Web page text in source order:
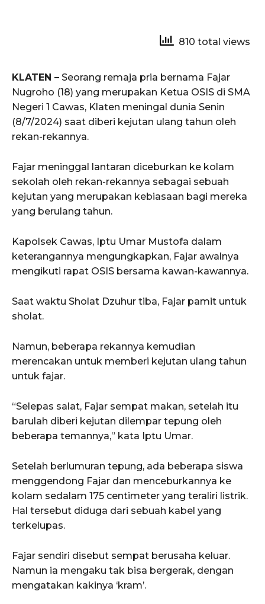
810 total views
KLATEN – Seorang remaja pria bernama Fajar
Nugroho (18) yang merupakan Ketua OSIS di SMA
Negeri 1 Cawas, Klaten meningal dunia Senin
(8/7/2024) saat diberi kejutan ulang tahun oleh
rekan-rekannya.
Fajar meninggal lantaran diceburkan ke kolam
sekolah oleh rekan-rekannya sebagai sebuah
kejutan yang merupakan kebiasaan bagi mereka
yang berulang tahun.
Kapolsek Cawas, Iptu Umar Mustofa dalam
keterangannya mengungkapkan, Fajar awalnya
mengikuti rapat OSIS bersama kawan-kawannya.
Saat waktu Sholat Dzuhur tiba, Fajar pamit untuk
sholat.
Namun, beberapa rekannya kemudian
merencakan untuk memberi kejutan ulang tahun
untuk fajar.
“Selepas salat, Fajar sempat makan, setelah itu
barulah diberi kejutan dilempar tepung oleh
beberapa temannya,” kata Iptu Umar.
Setelah berlumuran tepung, ada beberapa siswa
menggendong Fajar dan menceburkannya ke
kolam sedalam 175 centimeter yang teraliri listrik.
Hal tersebut diduga dari sebuah kabel yang
terkelupas.
Fajar sendiri disebut sempat berusaha keluar.
Namun ia mengaku tak bisa bergerak, dengan
mengatakan kakinya ‘kram’.